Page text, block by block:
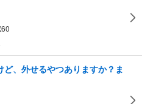
60
、外せるやつありますか？ま